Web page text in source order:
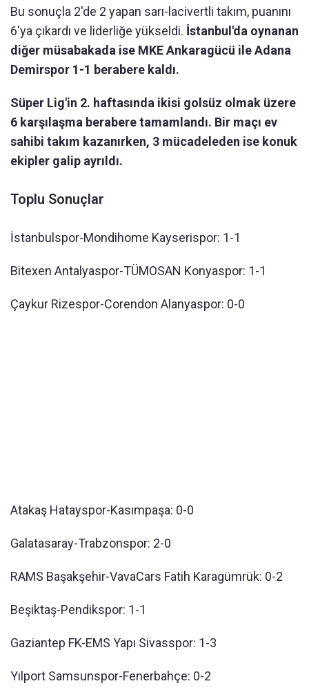
Bu sonuçla 2'de 2 yapan sarı-lacivertli takım, puanını
6'ya çıkardı ve liderliğe yükseldi. İstanbul'da oynanan
diğer müsabakada ise MKE Ankaragücü ile Adana
Demirspor 1-1 berabere kaldı.
Süper Lig'in 2. haftasında ikisi golsüz olmak üzere
6 karşılaşma berabere tamamlandı. Bir maçı ev
sahibi takım kazanırken, 3 mücadeleden ise konuk
ekipler galip ayrıldı.
Toplu Sonuçlar
İstanbulspor-Mondihome Kayserispor: 1-1
Bitexen Antalyaspor-TÜMOSAN Konyaspor: 1-1
Çaykur Rizespor-Corendon Alanyaspor: 0-0
Atakaş Hatayspor-Kasımpaşa: 0-0
Galatasaray-Trabzonspor: 2-0
RAMS Başakşehir-VavaCars Fatih Karagümrük: 0-2
Beşiktaş-Pendikspor: 1-1
Gaziantep FK-EMS Yapı Sivasspor: 1-3
Yılport Samsunspor-Fenerbahçe: 0-2